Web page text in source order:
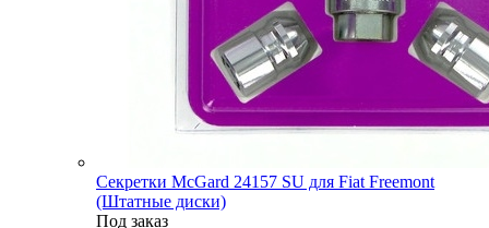
Секретки McGard 24157 SU для Fiat Freemont
(Штатные диски)
Под заказ